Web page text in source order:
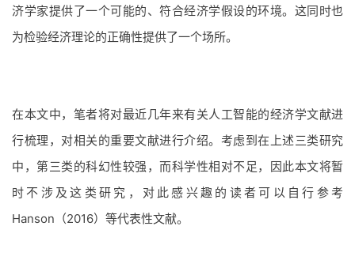
济学家提供了一个可能的、符合经济学假设的环境。这同时也
为检验经济理论的正确性提供了一个场所。
在本文中，笔者将对最近几年来有关人工智能的经济学文献进
行梳理，对相关的重要文献进行介绍。考虑到在上述三类研究
中，第三类的科幻性较强，而科学性相对不足，因此本文将暂
时不涉及这类研究，对此感兴趣的读者可以自行参考
Hanson（2016）等代表性文献。